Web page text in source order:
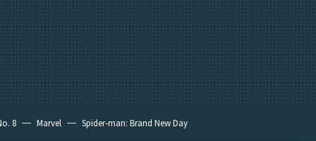
8 Marvel Spider-man: Brand New Day